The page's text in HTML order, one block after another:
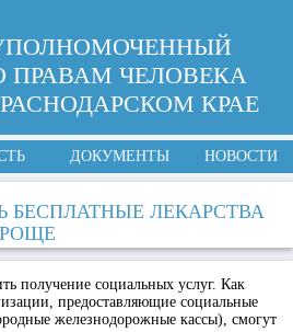
ПРАВАМ ЧЕЛОВЕКА
КРАЕ
ДОКУМЕНТЫ НОВОСТИ
БЕСПЛАТНЫЕ ЛЕКАРСТВА
получение социальных услуг. Как
предоставляющие социальные
железнодорожные кассы), смогут